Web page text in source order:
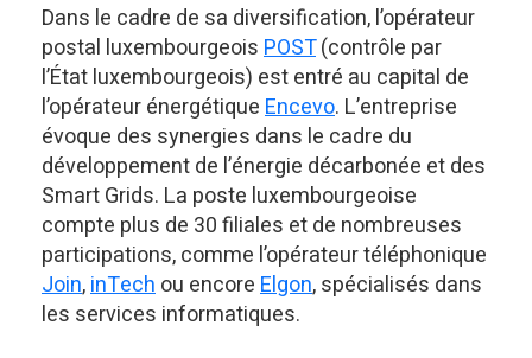
Dans le cadre de sa diversification, l’opérateur
postal luxembourgeoisPOST(contrôle par
l’État luxembourgeois) est entré au capital de
l’opérateur énergétiqueEncevo. L’entreprise
évoque des synergies dans le cadre du
développement de l’énergie décarbonée et des
Smart Grids. La poste luxembourgeoise
compte plus de 30 filiales et de nombreuses
participations, comme l’opérateur téléphonique
Join,inTechou encoreElgon, spécialisés dans
les services informatiques.